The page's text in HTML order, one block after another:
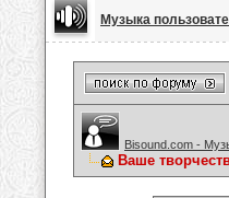
Музыка
Bisound.com -
Ваше